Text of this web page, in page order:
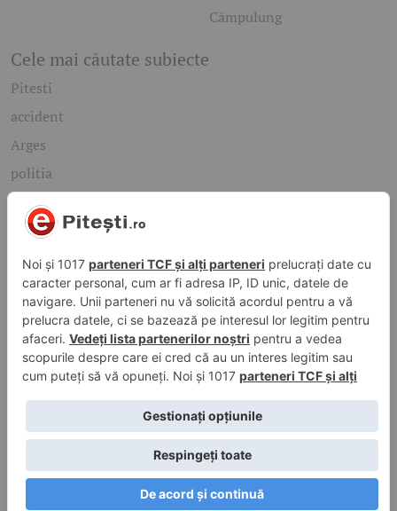
Câmpulung
Cele mai căutate subiecte
Pitesti
accident
Arges
politia
mioveni
Caută rapid știrile care te interesează
Găsește cele mai recente știri, evenimente și subiecte de
interes din orașul tău. Introdu un cuvânt-cheie și descoperă
informațiile de care ai nevoie!
Caută
© 2026 ePitesti.ro | Toate drepturile rezervate. | Site
administrat deWebFixer.ro